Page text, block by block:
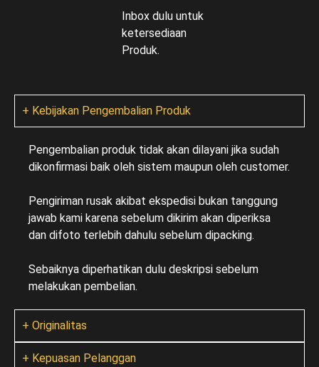
Inbox dulu untuk
ketersediaan
Produk.
+ Kebijakan Pengembalian Produk
Pengembalian produk tidak akan dilayani jika sudah
dikonfirmasi baik oleh sistem maupun oleh customer.
Pengiriman rusak akibat ekspedisi bukan tanggung
jawab kami karena sebelum dikirim akan diperiksa
dan difoto terlebih dahulu sebelum dipacking.
Sebaiknya diperhatikan dulu deskripsi sebelum
melakukan pembelian.
+ Originalitas
+ Kepuasan Pelanggan